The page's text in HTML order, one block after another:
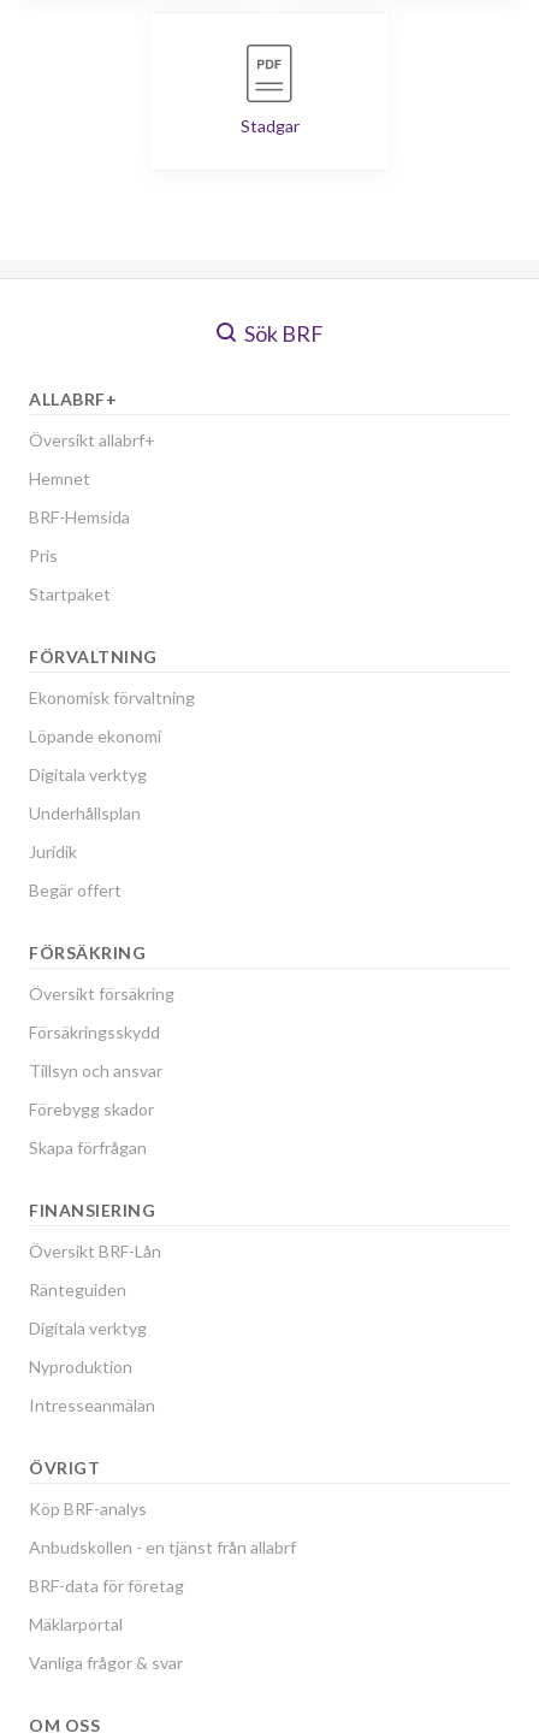
Stadgar
Sök BRF
ALLABRF+
Översikt allabrf+
Hemnet
BRF-Hemsida
Pris
Startpaket
FÖRVALTNING
Ekonomisk förvaltning
Löpande ekonomi
Digitala verktyg
Underhållsplan
Juridik
Begär offert
FÖRSÄKRING
Översikt försäkring
Försäkringsskydd
Tillsyn och ansvar
Förebygg skador
Skapa förfrågan
FINANSIERING
Översikt BRF-Lån
Ränteguiden
Digitala verktyg
Nyproduktion
Intresseanmälan
ÖVRIGT
Köp BRF-analys
Anbudskollen - en tjänst från allabrf
BRF-data för företag
Mäklarportal
Vanliga frågor & svar
OM OSS